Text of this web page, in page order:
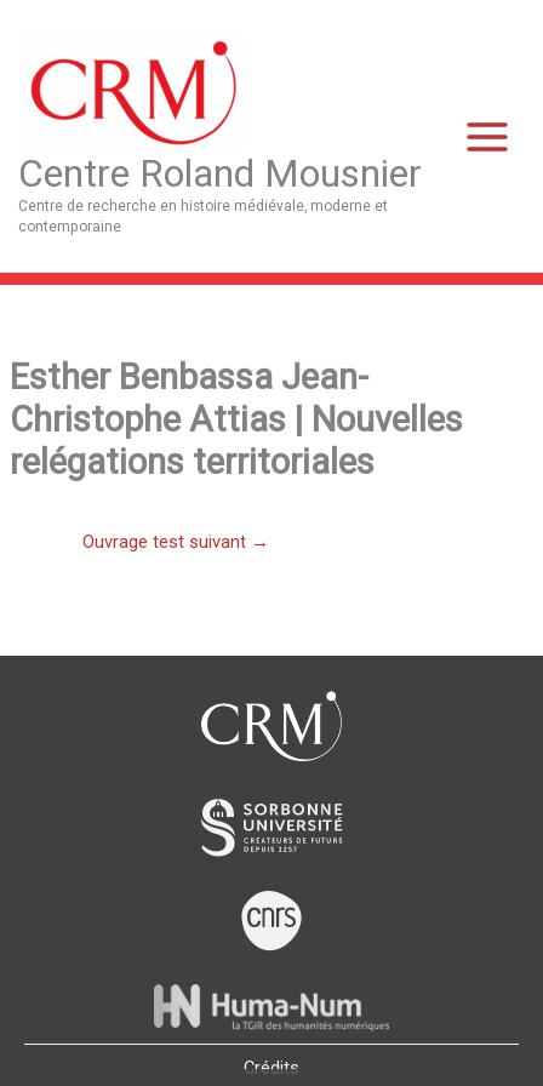
contenu
Centre Roland Mousnier
Centre de recherche en histoire médiévale, moderne et
contemporaine
Esther Benbassa Jean-
Christophe Attias | Nouvelles
relégations territoriales
Ouvrage test suivant →
Crédits